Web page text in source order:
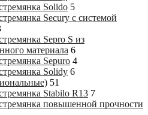
Solido 5
Secury с системой
Sepro S из
материала 6
Sepuro 4
Solidy 6
51
Stabilo R13 7
повышенной прочности